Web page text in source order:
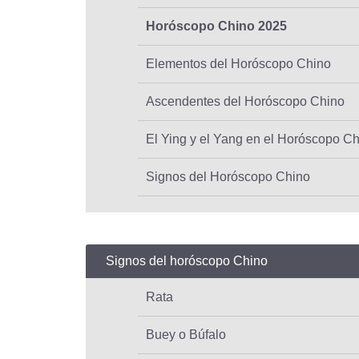
Horóscopo Chino 2025
Elementos del Horóscopo Chino
Ascendentes del Horóscopo Chino
El Ying y el Yang en el Horóscopo
Signos del Horóscopo Chino
Signos del horóscopo Chino
Rata
Buey o Búfalo